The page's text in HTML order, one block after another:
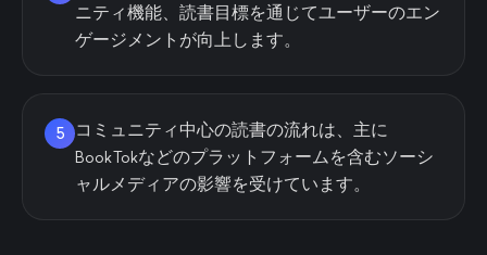
ニティ機能、読書目標を通じてユーザーのエン
ゲージメントが向上します。
5
コミュニティ中心の読書の流れは、主に
BookTokなどのプラットフォームを含むソーシ
ャルメディアの影響を受けています。